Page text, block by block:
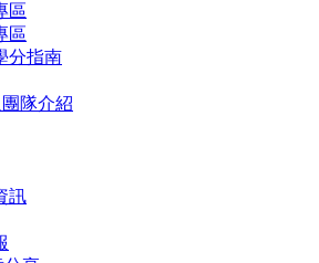
區
區
分指南
隊介紹
訊